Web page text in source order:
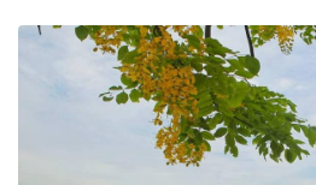
Homestay
Tin tức
Cẩm nang du lịch
Dịch vụ du lịch
Đăng nhập/ Đăng ký